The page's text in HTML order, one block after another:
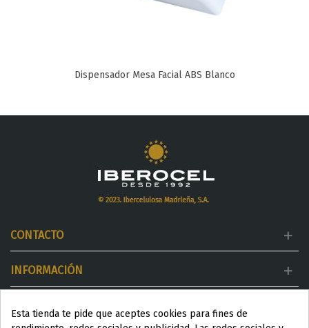
Dispensador Mesa Facial ABS Blanco
CONTACTO
INFORMACIÓN
Esta tienda te pide que aceptes cookies para fines de